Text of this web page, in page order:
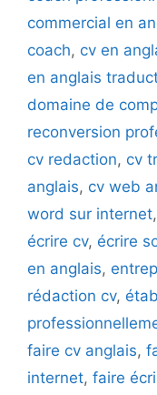
commercial en
coach, cv en
en anglais
domaine de
reconversion
cv redaction, cv
anglais, cv web
word sur internet,
écrire cv, écrire
en anglais,
rédaction cv,
faire cv anglais,
internet, faire